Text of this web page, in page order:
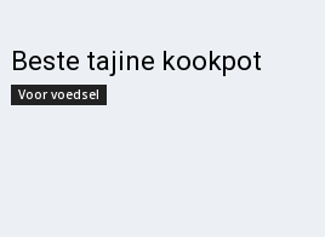
Beste tajine kookpot
Voor voedsel